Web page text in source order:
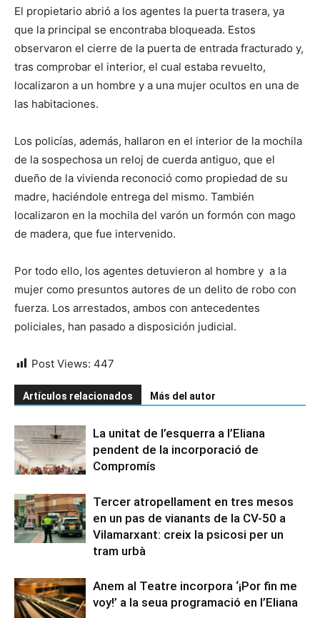
El propietario abrió a los agentes la puerta trasera, ya
que la principal se encontraba bloqueada. Estos
observaron el cierre de la puerta de entrada fracturado y,
tras comprobar el interior, el cual estaba revuelto,
localizaron a un hombre y a una mujer ocultos en una de
las habitaciones.
Los policías, además, hallaron en el interior de la mochila
de la sospechosa un reloj de cuerda antiguo, que el
dueño de la vivienda reconoció como propiedad de su
madre, haciéndole entrega del mismo. También
localizaron en la mochila del varón un formón con mago
de madera, que fue intervenido.
Por todo ello, los agentes detuvieron al hombre y a la
mujer como presuntos autores de un delito de robo con
fuerza. Los arrestados, ambos con antecedentes
policiales, han pasado a disposición judicial.
Post Views: 447
Artículos relacionados Más del autor
La unitat de l’esquerra a l’Eliana
pendent de la incorporació de
Compromís
Tercer atropellament en tres mesos
en un pas de vianants de la CV-50 a
Vilamarxant: creix la psicosi per un
tram urbà
Anem al Teatre incorpora ‘¡Por fin me
voy!’ a la seua programació en l’Eliana